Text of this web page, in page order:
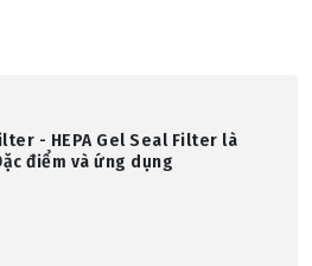
- HEPA Gel Seal Filter là
điểm và ứng dụng